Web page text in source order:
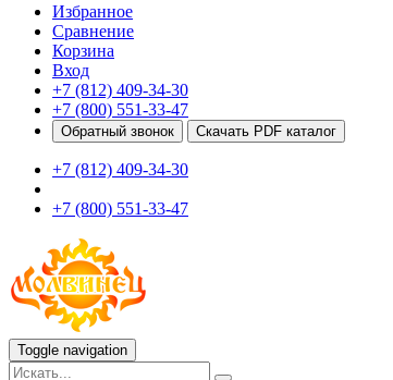
Спортивные элементы
Входные арки
Информационные стойки
Ограждения
Для детей с ограниченными возможностями
Школам
Спортивные комплексы от 5 до 12 лет
Воркаут
Тренажеры
Теннисные столы
Спортивные ворота
Спортивные стойки
Оборудование для ГТО
Информационные стойки
Ограждения
Избранное
Сравнение
Корзина
Вход
+7 (812) 409-34-30
+7 (800) 551-33-47
Обратный звонок Скачать PDF каталог
+7 (812) 409-34-30
+7 (800) 551-33-47
Toggle navigation